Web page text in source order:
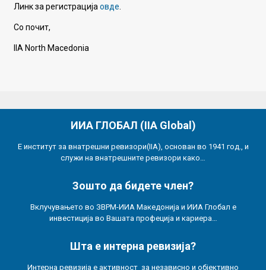
Линк за регистрација овде
Со почит,
IIA North Macedonia
ИИА ГЛОБАЛ (IIA Global)
Е институт за внатрешни ревизори(IIA), основан во 1941 год., и
служи на внатрешните ревизори како…
Зошто да бидете член?
Вклучувањето во ЗВРМ-ИИА Македонија и ИИА Глобал е
инвестиција во Вашата профеција и кариера…
Шта е интерна ревизија?
Интерна ревизија е активност за независно и објективно